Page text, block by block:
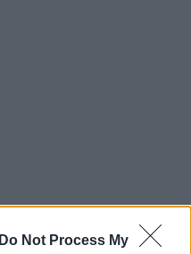
Do Not Process My